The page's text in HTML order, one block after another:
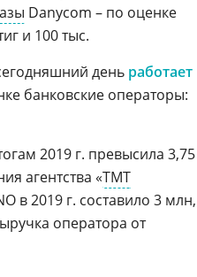
Danycom – по оценке
и 100 тыс.
день работает
банковские операторы:
2019 г. превысила 3,75
агентства «ТМТ
в 2019 г. составило 3 млн,
оператора от